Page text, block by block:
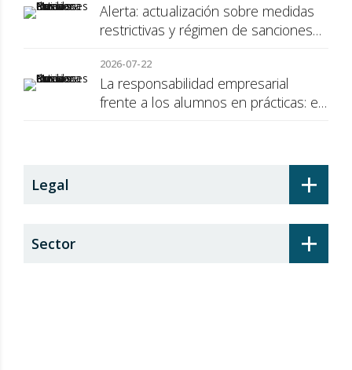
Alerta: actualización sobre medidas
restrictivas y régimen de sanciones
2026-07-22
La responsabilidad empresarial
frente a los alumnos en prácticas: el
+
Legal
+
Sector